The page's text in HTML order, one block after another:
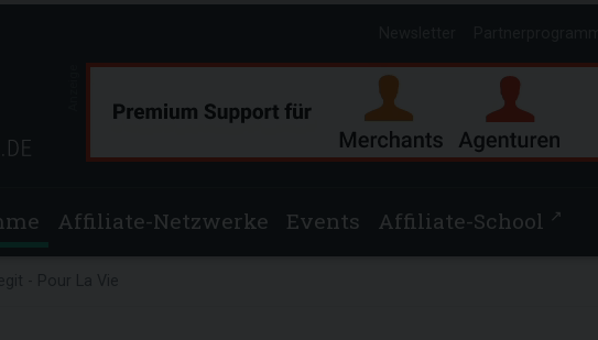
Affiliate-Netzwerke Events Affiliate-School ↗